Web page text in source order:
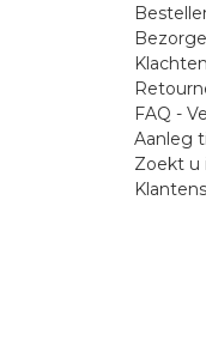
Klachten
FAQ -
Aanleg
Zoekt u